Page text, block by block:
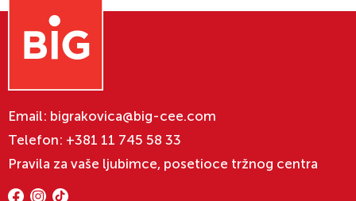
Email: bigrakovica@big-cee.com
Telefon: +381 11 745 58 33
Pravila za vaše ljubimce, posetioce tržnog centra